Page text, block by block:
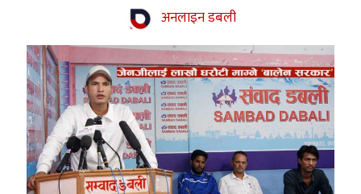
अनलाइन डबली